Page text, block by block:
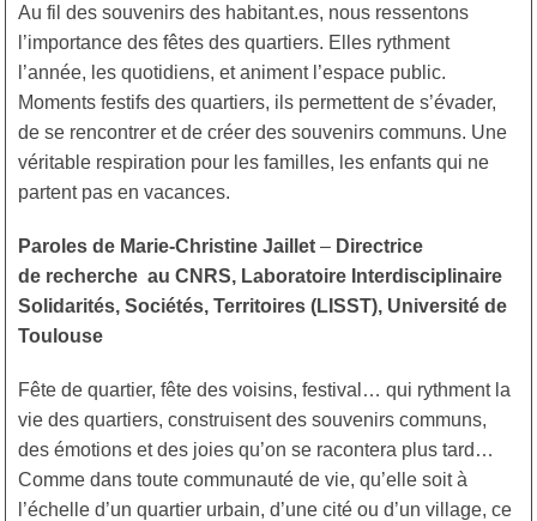
Au fil des souvenirs des habitant.es, nous ressentons
l’importance des fêtes des quartiers. Elles rythment
l’année, les quotidiens, et animent l’espace public.
Moments festifs des quartiers, ils permettent de s’évader,
de se rencontrer et de créer des souvenirs communs. Une
véritable respiration pour les familles, les enfants qui ne
partent pas en vacances.
Paroles de Marie-Christine Jaillet– Directrice
de recherche au CNRS, Laboratoire Interdisciplinaire
Solidarités, Sociétés, Territoires (LISST), Université de
Toulouse
Fête de quartier, fête des voisins, festival… qui rythment la
vie des quartiers, construisent des souvenirs communs,
des émotions et des joies qu’on se racontera plus tard…
Comme dans toute communauté de vie, qu’elle soit à
l’échelle d’un quartier urbain, d’une cité ou d’un village, ce